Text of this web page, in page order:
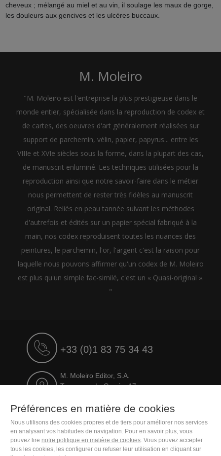
cheveux ; mélangé au miel et au vin, il soulage les maux de gorge,
les douleurs aux gencives et les ulcères buccaux.
M. Moleiro
"M. Moleiro est l'entreprise la plus prestigieuse dans le
monde entier, spécialisée dans la reproduction de codex et
de cartes, des oeuvres d'art généralement réalisées sur
support de parchemin, vélin, papier, papyrus... entre les
VIIIe et XVIe siècles sous la forme, dans la plupart des cas,
de manuscrit enluminé. Les techniques utilisées pour la
reproduction ainsi que notre savoir-faire dans le métier
nous permettent de rester très fidèles au manuscrit
original. Reliés en peau tannée suivant les méthodes
d'autrefois et édités sur un papier spécial fabriqué à la
main, nos codex reproduisent toutes les nuances des
peintures, le parchemin, l'or, l'argent c'est la raison pour
laquelle nous pouvons affirmer qu'un codex de M. Moleiro
est plus qu'un simple fac-similé, c'est un « Quasi-original ».
"
+33 (0)1 83 75 34 43
M. Moleiro Editor, S.A.
Travesera de Gracia, 17
Préférences en matière de cookies
Nous utilisons des cookies propres et de tiers pour améliorer nos services
en analysant vos habitudes de navigation. Pour en savoir plus, vous
pouvez lire notre politique en matière de cookies. Vous pouvez accepter
tous les cookies, les configurer ou refuser leur utilisation en cliquant sur